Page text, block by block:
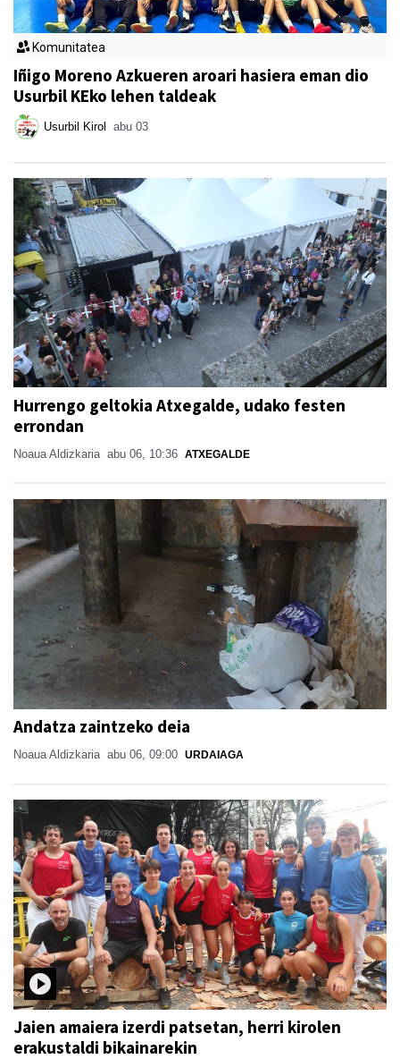
Komunitatea
Iñigo Moreno Azkueren aroari hasiera eman dio
Usurbil KEko lehen taldeak
Usurbil Kirol abu 03
Hurrengo geltokia Atxegalde, udako festen
errondan
Noaua Aldizkaria abu 06, 10:36 ATXEGALDE
Andatza zaintzeko deia
Noaua Aldizkaria abu 06, 09:00 URDAIAGA
Jaien amaiera izerdi patsetan, herri kirolen
erakustaldi bikainarekin